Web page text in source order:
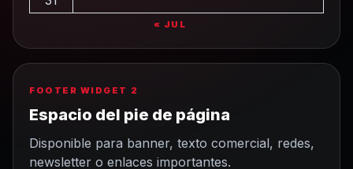
« JUL
FOOTER WIDGET 2
Espacio del pie de página
Disponible para banner, texto comercial, redes,
newsletter o enlaces importantes.